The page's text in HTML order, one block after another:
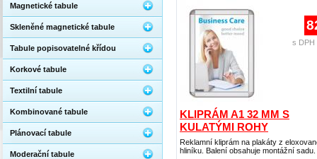
KLIPRÁM A1 32 MM S
KULATÝMI ROHY
Reklamní kliprám na plakáty z
hliníku. Balení obsahuje montážní sadu.
s DPH
Magnetické tabule
Skleněné magnetické tabule
Tabule popisovatelné křídou
Korkové tabule
Textilní tabule
Kombinované tabule
Plánovací tabule
Moderační tabule